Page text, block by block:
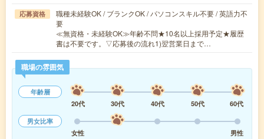
応募資格
職種未経験OK / ブランクOK / パソコンスキル不要 / 英語力不
要
≪無資格・未経験OK≫年齢不問★10名以上採用予定★履歴
書は不要です。▽応募後の流れ1)翌営業日まで…
職場の雰囲気
年齢層
20代
30代 40代 50代
60代
男女比率
女性
男性